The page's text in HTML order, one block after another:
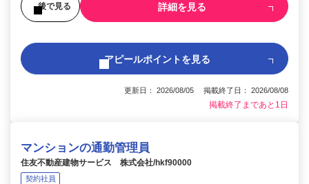
後で見る 詳細を見る
アピールポイントを見る
更新日： 2026/08/05 掲載終了日： 2026/08/08
掲載終了まであと1日
マンションの通勤管理員
住友不動産建物サービス 株式会社/hkf90000
契約社員